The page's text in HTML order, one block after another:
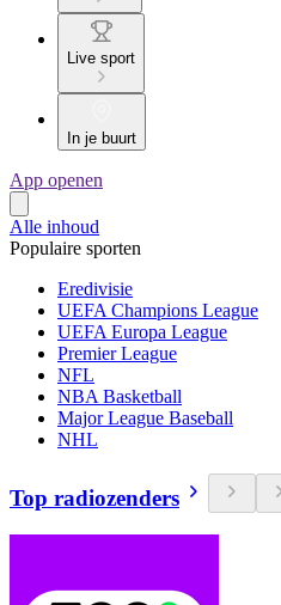
Live sport
In je buurt
App openen
Alle inhoud
Populaire sporten
Eredivisie
UEFA Champions League
UEFA Europa League
Premier League
NFL
NBA Basketball
Major League Baseball
NHL
Top radiozenders